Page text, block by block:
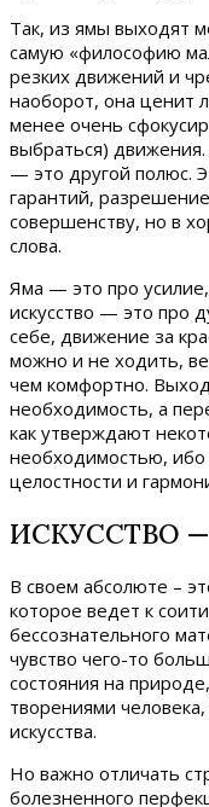
Так, из ямы выходят
самую «философию
резких движений и
наоборот, она ценит
менее очень
выбраться) движения.
— это другой полюс.
гарантий,
совершенству, но в
слова.
Яма — это про
искусство — это про
себе, движение за
можно и не ходить,
чем комфортно.
необходимость, а
как утверждают
необходимостью, ибо
целостности и
ИСКУССТВО
В своем абсолюте –
которое ведет к
бессознательного
чувство чего-то
состояния на
творениями
искусства.
Но важно отличать
болезненного